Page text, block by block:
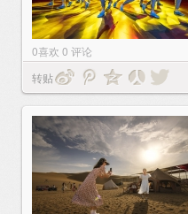
0喜欢 0 评论
转贴